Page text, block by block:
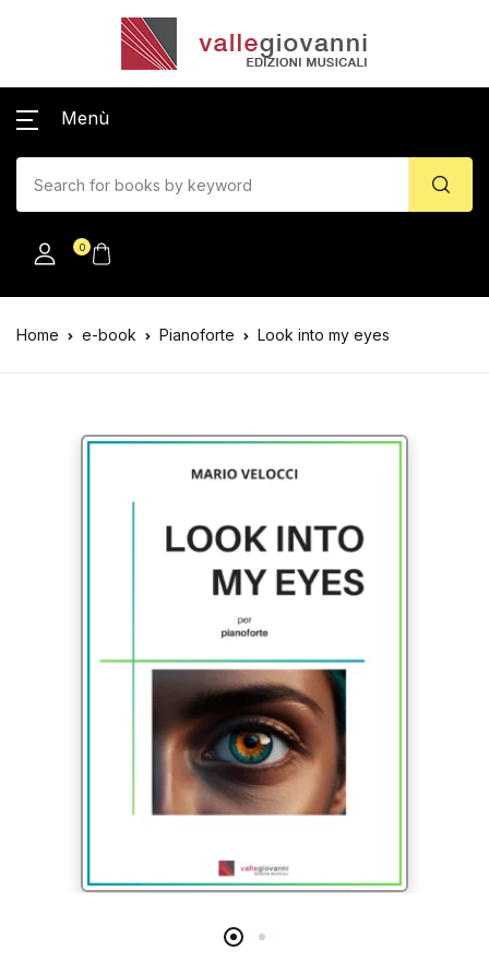
Menù
0
Home e-book Pianoforte Look into my eyes